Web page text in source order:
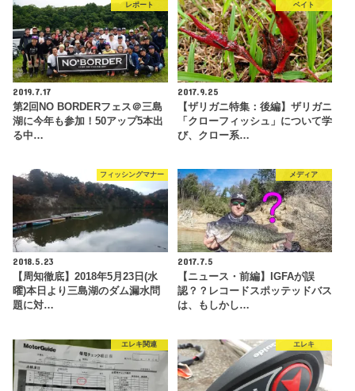
レポート
2019.7.17
第2回NO BORDERフェス＠三島
湖に今年も参加！50アップ5本出
る中…
ベイト
2017.9.25
【ザリガニ特集：後編】ザリガニ
「クローフィッシュ」について学
び、クロー系…
フィッシングマナー
2018.5.23
【周知徹底】2018年5月23日(水
曜)本日より三島湖のダム漏水問
題に対…
メディア
2017.7.5
【ニュース・前編】IGFAが誤
認？？レコードスポッテッドバス
は、もしかし…
エレキ関連 エレキ